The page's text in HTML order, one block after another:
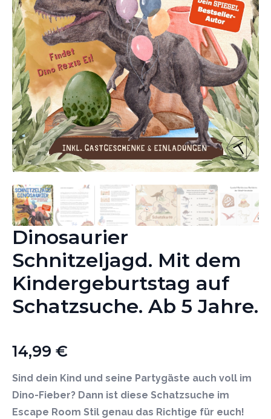
Dinosaurier
Schnitzeljagd. Mit dem
Kindergeburtstag auf
Schatzsuche. Ab 5 Jahre.
14,99 €
Sind dein Kind und seine Partygäste auch voll im
Dino-Fieber? Dann ist diese Schatzsuche im
Escape Room Stil genau das Richtige für euch!